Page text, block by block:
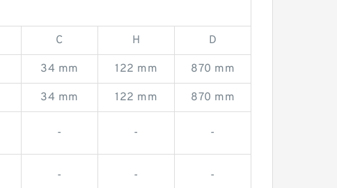
C H D
34 mm 122 mm 870 mm
34 mm 122 mm 870 mm
- - -
- - -